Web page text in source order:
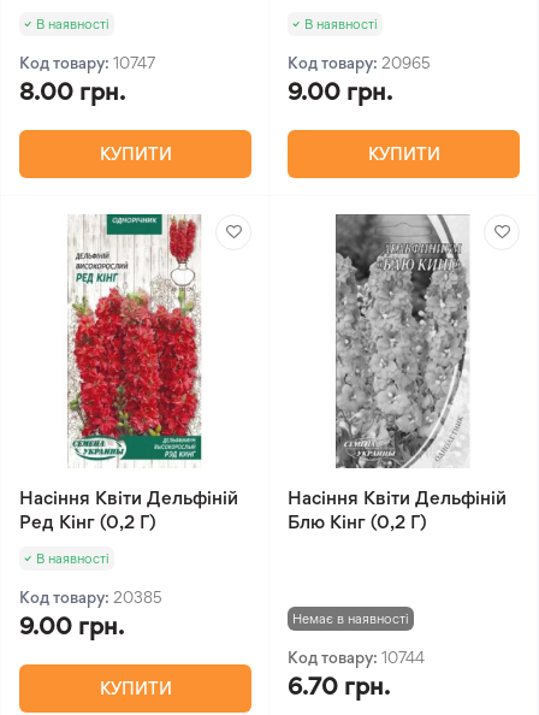
В наявності
Код товару: 10747
8.00 грн.
КУПИТИ
В наявності
Код товару: 20965
9.00 грн.
КУПИТИ
Насіння Квіти Дельфіній
Ред Кінг (0,2 Г)
В наявності
Код товару: 20385
9.00 грн.
КУПИТИ
Насіння Квіти Дельфіній
Блю Кінг (0,2 Г)
Немає в наявності
Код товару: 10744
6.70 грн.